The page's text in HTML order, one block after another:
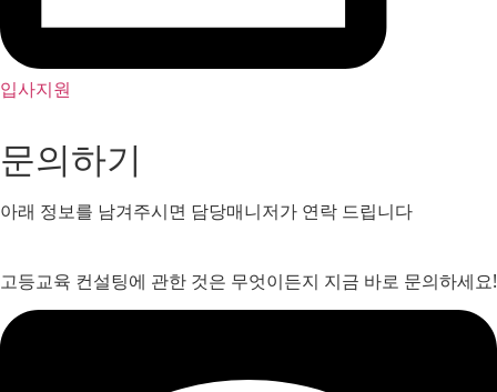
입사지원
문의하기
아래 정보를 남겨주시면 담당매니저가 연락 드립니다
고등교육 컨설팅에 관한 것은 무엇이든지 지금 바로 문의하세요!